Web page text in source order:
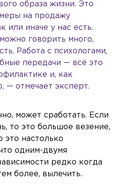
образа жизни. Это
на продажу
или иначе у нас есть.
говорить много,
Работа с психологами,
передачи — всё это
и, как
— отмечает эксперт.
может сработать. Если
то это большое везение,
это настолько
одним-двумя
редко когда
более, вылечить.